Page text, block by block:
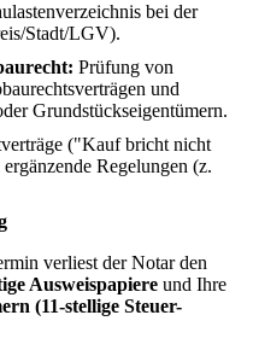
bei der
Stadt/LGV).
Prüfung von
und
Grundstückseigentümern.
("Kauf bricht nicht
Regelungen (z.
verliest der Notar den
Ausweispapiere und Ihre
(11-stellige Steuer-